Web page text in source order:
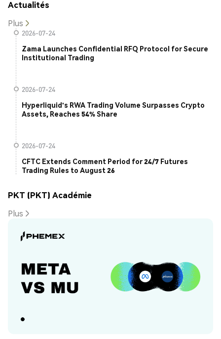
Actualités
Plus
2026-07-24
Zama Launches Confidential RFQ Protocol for Secure
Institutional Trading
2026-07-24
Hyperliquid's RWA Trading Volume Surpasses Crypto
Assets, Reaches 54% Share
2026-07-24
CFTC Extends Comment Period for 24/7 Futures
Trading Rules to August 26
PKT (PKT) Académie
Plus